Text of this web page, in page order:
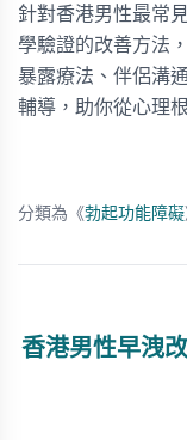
針對香港男性最常
學驗證的改善方法
暴露療法、伴侶溝
輔導，助你從心理
分類為《勃起功能障礙
香港男性早洩